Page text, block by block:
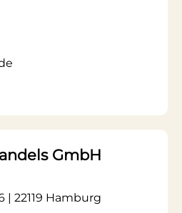
GmbH
| 22119 Hamburg